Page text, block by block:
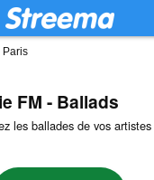
Paris
FM - Ballads
les ballades de vos artistes